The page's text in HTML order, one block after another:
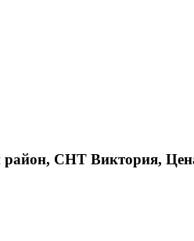
СНТ Виктория,